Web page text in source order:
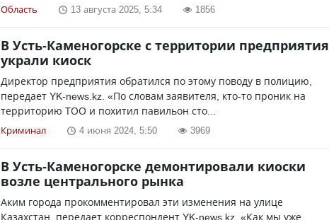
Область 13 августа 2025, 5:34 1856
В Усть-Каменогорске с территории предприятия
украли киоск
Директор предприятия обратился по этому поводу в полицию,
передает YK-news.kz. «По словам заявителя, кто-то проник на
территорию ТОО и похитил павильон сто...
Криминал 4 июня 2024, 5:50 3969
В Усть-Каменогорске демонтировали киоски
возле центрального рынка
Аким города прокомментировал эти изменения на улице
Казахстан, передает корреспондент YK-news.kz. «Как мы уже